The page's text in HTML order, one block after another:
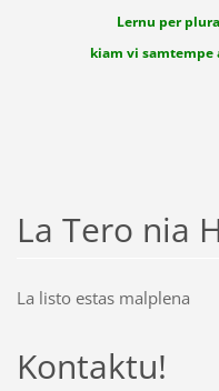
Lernu per
kiam vi samtempe
La Tero nia
La listo estas malplena
Kontaktu!